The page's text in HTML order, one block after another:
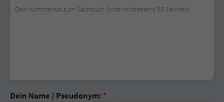
Dein Name / Pseudonym: *